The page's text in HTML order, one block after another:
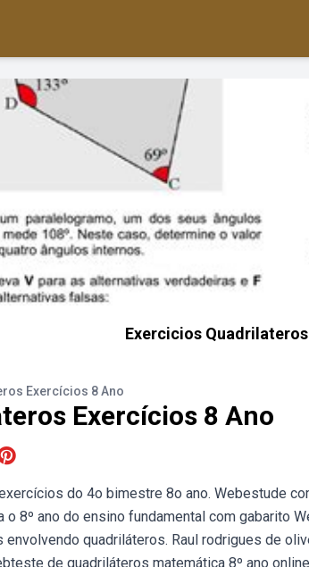
Exercicios Quadrilateros
Exercícios 8 Ano
Exercícios 8 Ano
do 4o bimestre 8o ano. Webestude
o 8º ano do ensino fundamental com gabarito
envolvendo quadriláteros. Raul rodrigues de
de quadriláteros matemática 8º ano